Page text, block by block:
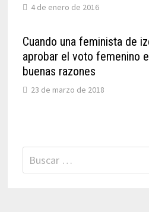
4 de enero de 2016
Cuando una feminista de
aprobar el voto femenino
buenas razones
23 de marzo de 2018
Buscar: